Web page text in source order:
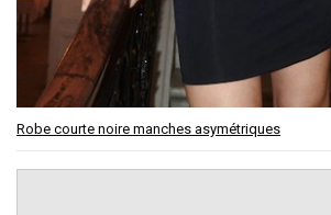
Robe courte noire manches asymétriques